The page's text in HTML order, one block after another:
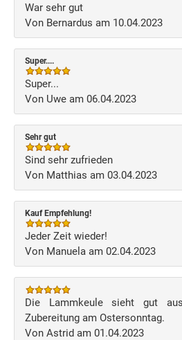
War sehr gut
Von Bernardus am 10.04.2023
Super....
Super...
Von Uwe am 06.04.2023
Sehr gut
Sind sehr zufrieden
Von Matthias am 03.04.2023
Kauf Empfehlung!
Jeder Zeit wieder!
Von Manuela am 02.04.2023
Die Lammkeule sieht gut
Zubereitung am Ostersonntag.
Von Astrid am 01.04.2023